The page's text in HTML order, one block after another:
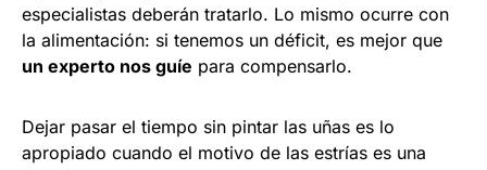
especialistas deberán tratarlo. Lo mismo ocurre con
la alimentación: si tenemos un déficit, es mejor que
un experto nos guíe para compensarlo.
Dejar pasar el tiempo sin pintar las uñas es lo
apropiado cuando el motivo de las estrías es una